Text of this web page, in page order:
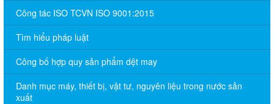
Công tác ISO TCVN ISO 9001:2015
Tìm hiểu pháp luật
Công bố hợp quy sản phẩm dệt may
Danh mục máy, thiết bị, vật tư, nguyên liệu trong nước sản
xuất